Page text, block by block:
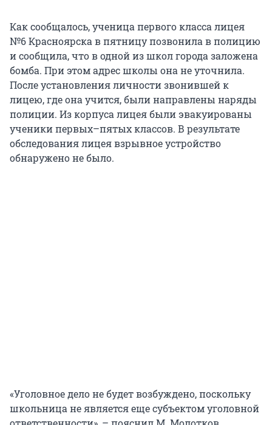
Как сообщалось, ученица первого класса лицея
№6 Красноярска в пятницу позвонила в полицию
и сообщила, что в одной из школ города заложена
бомба. При этом адрес школы она не уточнила.
После установления личности звонившей к
лицею, где она учится, были направлены наряды
полиции. Из корпуса лицея были эвакуированы
ученики первых–пятых классов. В результате
обследования лицея взрывное устройство
обнаружено не было.
«Уголовное дело не будет возбуждено, поскольку
школьница не является еще субъектом уголовной